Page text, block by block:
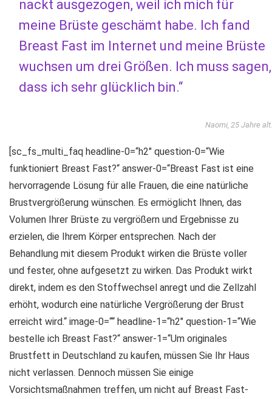
nackt ausgezogen, weil ich mich für
meine Brüste geschämt habe. Ich fand
Breast Fast im Internet und meine Brüste
wuchsen um drei Größen. Ich muss sagen,
dass ich sehr glücklich bin.“
Naomi, 25 Jahre alt.
[sc_fs_multi_faq headline-0=“h2″ question-0=“Wie
funktioniert Breast Fast?“ answer-0=“Breast Fast ist eine
hervorragende Lösung für alle Frauen, die eine natürliche
Brustvergrößerung wünschen. Es ermöglicht Ihnen, das
Volumen Ihrer Brüste zu vergrößern und Ergebnisse zu
erzielen, die Ihrem Körper entsprechen. Nach der
Behandlung mit diesem Produkt wirken die Brüste voller
und fester, ohne aufgesetzt zu wirken. Das Produkt wirkt
direkt, indem es den Stoffwechsel anregt und die Zellzahl
erhöht, wodurch eine natürliche Vergrößerung der Brust
erreicht wird.“ image-0=““ headline-1=“h2″ question-1=“Wie
bestelle ich Breast Fast?“ answer-1=“Um originales
Brustfett in Deutschland zu kaufen, müssen Sie Ihr Haus
nicht verlassen. Dennoch müssen Sie einige
Vorsichtsmaßnahmen treffen, um nicht auf Breast Fast-